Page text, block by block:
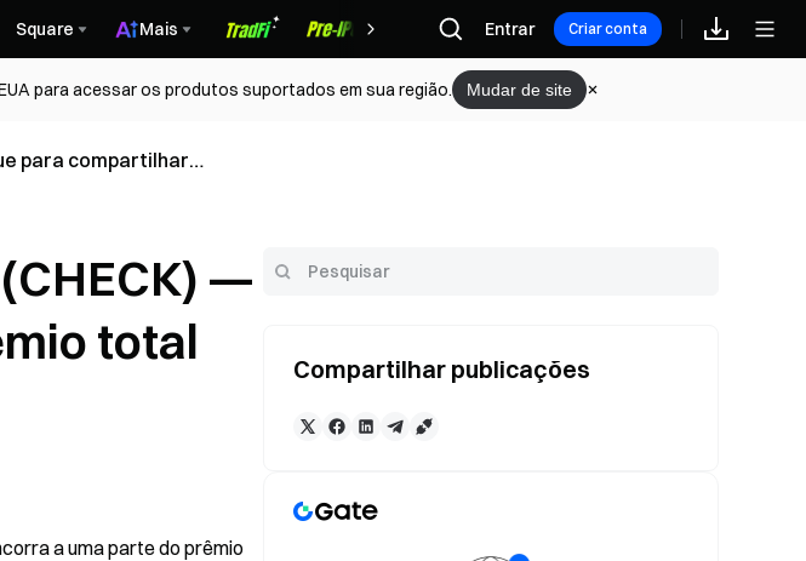
Square Mais Recompensas
Entrar Criar conta
para acessar os produtos suportados em sua região. Mudar de site
para compartilhar
—
total
a uma parte do prêmio
Compartilhar publicações